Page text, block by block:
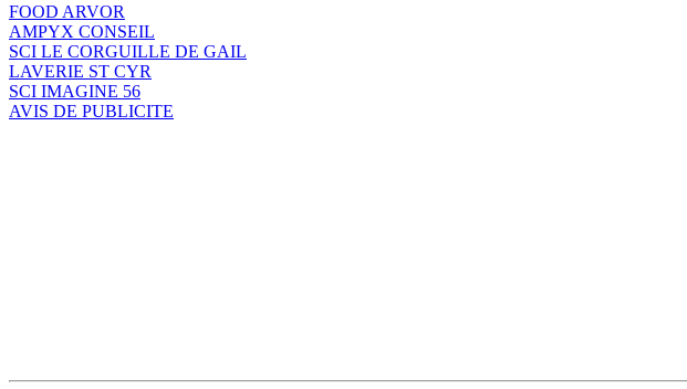
FOOD ARVOR
AMPYX CONSEIL
SCI LE CORGUILLE DE GAIL
LAVERIE ST CYR
SCI IMAGINE 56
AVIS DE PUBLICITE